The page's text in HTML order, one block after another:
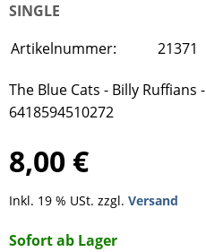
SINGLE
Artikelnummer:
21371
The Blue Cats - Billy Ruffians -
6418594510272
8,00 €
Inkl. 19 % USt. zzgl. Versand
Sofort ab Lager